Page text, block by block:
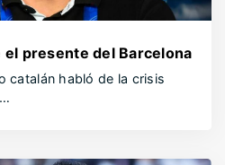
presente del Barcelona
catalán habló de la crisis